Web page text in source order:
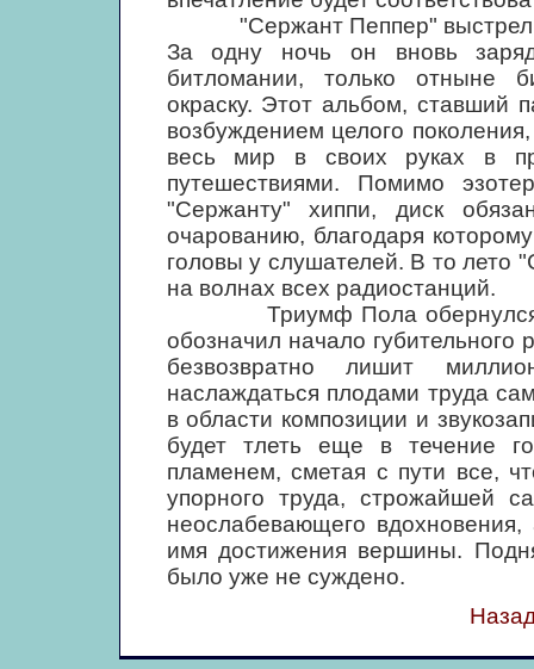
"Сержант Пеппер" выстрелил
За одну ночь он вновь
битломании, только отныне
окраску. Этот альбом, ставший
возбуждением целого
весь мир в своих руках в
путешествиями. Помимо
"Сержанту" хиппи, диск
очарованию, благодаря
головы у слушателей. В то лето
на волнах всех радиостанций.
Триумф Пола обернулся
обозначил начало
безвозвратно лишит
наслаждаться плодами труда
в области композиции и
будет тлеть еще в течение
пламенем, сметая с пути все,
упорного труда, строжайшей
неослабевающего
имя достижения вершины.
было уже не суждено.